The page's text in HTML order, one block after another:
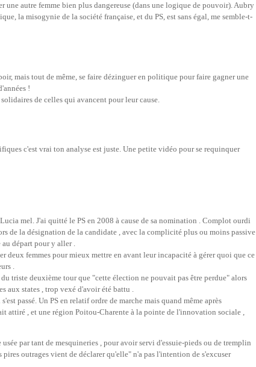
une autre femme bien plus dangereuse (dans une logique de pouvoir). Aubry
la misogynie de la société française, et du PS, est sans égal, me semble-t-
mais tout de même, se faire dézinguer en politique pour faire gagner une
!
de celles qui avancent pour leur cause.
c'est vrai ton analyse est juste. Une petite vidéo pour se requinquer
mel. J'ai quitté le PS en 2008 à cause de sa nomination . Complot ourdi
de la désignation de la candidate , avec la complicité plus ou moins passive
départ pour y aller .
deux femmes pour mieux mettre en avant leur incapacité à gérer quoi que ce
.
triste deuxième tour que "cette élection ne pouvait pas être perdue" alors
aux states , trop vexé d'avoir été battu .
passé. Un PS en relatif ordre de marche mais quand même après
attiré , et une région Poitou-Charente à la pointe de l'innovation sociale ,
usée par tant de mesquineries , pour avoir servi d'essuie-pieds ou de tremplin
outrages vient de déclarer qu'elle" n'a pas l'intention de s'excuser